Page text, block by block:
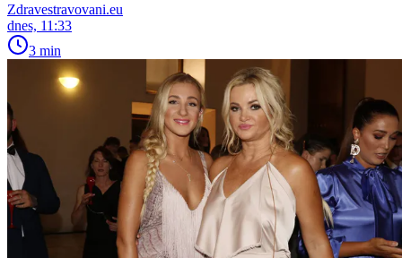
Zdravestravovani.eu
dnes, 11:33
3 min